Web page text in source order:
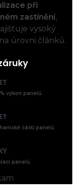
při
zastínění,
vysoký
úrovni článků.
výkon panelů
části panelů
panelů